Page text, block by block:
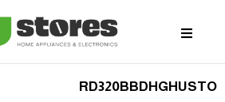
RD320BBDHGHUSTO